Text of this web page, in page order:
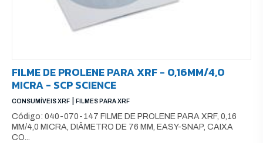
FILME DE PROLENE PARA XRF - 0,16MM/4,0
MICRA - SCP SCIENCE
CONSUMÍVEIS XRF FILMES PARA XRF
Código: 040-070-147 FILME DE PROLENE PARA XRF, 0,16
MM/4,0 MICRA, DIÂMETRO DE 76 MM, EASY-SNAP, CAIXA
CO...